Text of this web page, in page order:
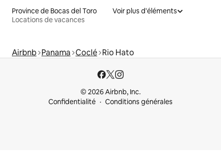
Province de Bocas del Toro
Locations de vacances
Voir plus d'éléments
Airbnb Panama Coclé Rio Hato
© 2026 Airbnb, Inc.
Confidentialité
Conditions générales